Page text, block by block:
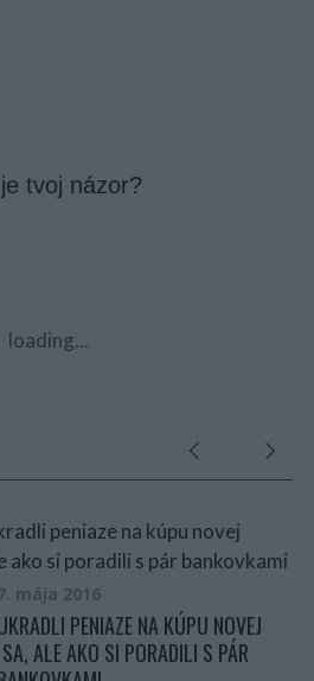
tvoj názor?
loading...
mája 2016
PENIAZE NA KÚPU NOVEJ
ALE AKO SI PORADILI S PÁR